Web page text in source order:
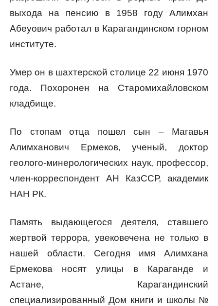
выхода на пенсию в 1958 году Алимхан
Абеуович работал в Карагандинском горном
институте.
Умер он в шахтерской столице 22 июня 1970
года. Похоронен на Старомихайловском
кладбище.
По стопам отца пошел сын – Магавья
Алимханович Ермеков, ученый, доктор
геолого-минерологических наук, профессор,
член-корреспондент АН КазССР, академик
НАН РК.
Память выдающегося деятеля, ставшего
жертвой террора, увековечена не только в
нашей области. Сегодня имя Алимхана
Ермекова носят улицы в Караганде и
Астане, Карагандинский
специализированный Дом книги и школы №